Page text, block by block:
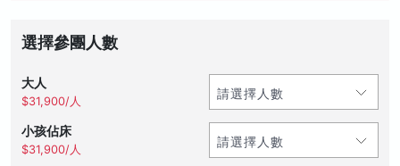
選擇參團人數
大人
$31,900/人
小孩佔床
$31,900/人